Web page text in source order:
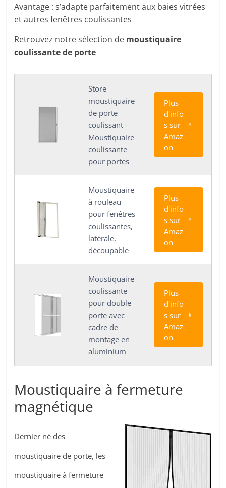
Avantage : s’adapte parfaitement aux baies vitrées
et autres fenêtres coulissantes
Retrouvez notre sélection de moustiquaire
coulissante de porte
Store
moustiquaire
de porte
coulissant -
Moustiquaire
coulissante
pour portes
Plus
d'info
s sur
Amaz
on
Moustiquaire
à rouleau
pour fenêtres
coulissantes,
latérale,
découpable
Plus
d'info
s sur
Amaz
on
Moustiquaire
coulissante
pour double
porte avec
cadre de
montage en
aluminium
Plus
d'info
s sur
Amaz
on
Moustiquaire à fermeture
magnétique
Dernier né des
moustiquaire de porte, les
moustiquaire à fermeture